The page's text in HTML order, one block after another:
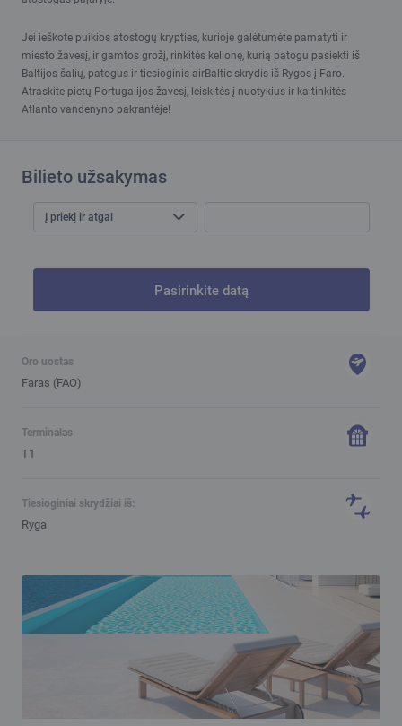
Jei ieškote puikios atostogų krypties, kurioje galėtumėte pamatyti ir
miesto žavesį, ir gamtos grožį, rinkitės kelionę, kurią patogu pasiekti iš
Baltijos šalių, patogus ir tiesioginis airBaltic skrydis iš Rygos į Faro.
Atraskite pietų Portugalijos žavesį, leiskitės į nuotykius ir kaitinkitės
Atlanto vandenyno pakrantėje!
Oro uostas
Faras (FAO)
Terminalas
T1
Tiesioginiai skrydžiai iš:
Ryga
Bilieto užsakymas
Į priekį ir atgal
Pasirinkite datą